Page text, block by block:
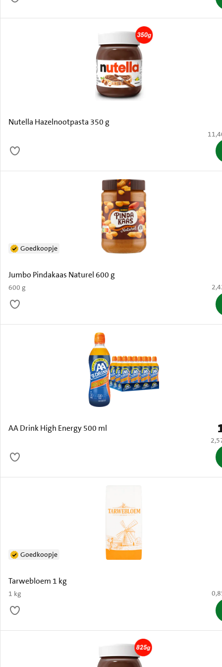
Nutella Hazelnootpasta 350 g
€
Jumbo Pindakaas Naturel 600 g
600 g
Goedkoopje
€
AA Drink High Energy 500 ml
€
Tarwebloem 1 kg
1 kg
Goedkoopje
€